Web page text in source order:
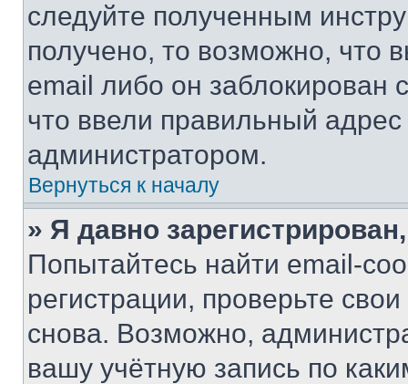
следуйте полученным
получено, то возможно, что
email либо он
что ввели правильный адрес
администратором.
Вернуться к началу
» Я давно
Попытайтесь найти email-
регистрации, проверьте
снова. Возможно,
вашу учётную запись по